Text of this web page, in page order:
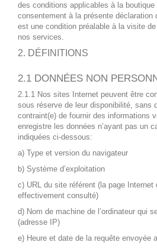
des conditions applicables à la boutique
consentement à la présente déclaration
est une condition préalable à la visite
nos services.
2. DÉFINITIONS
2.1 DONNÉES NON
2.1.1 Nos sites Internet peuvent être
sous réserve de leur disponibilité, sans
contraint(e) de fournir des informations
enregistre les données n’ayant pas un
indiquées ci-dessous:
a) Type et version du navigateur
b) Système d’exploitation
c) URL du site référent (la page Internet
effectivement consulté)
d) Nom de machine de l’ordinateur qui
(adresse IP)
e) Heure et date de la requête envoyée